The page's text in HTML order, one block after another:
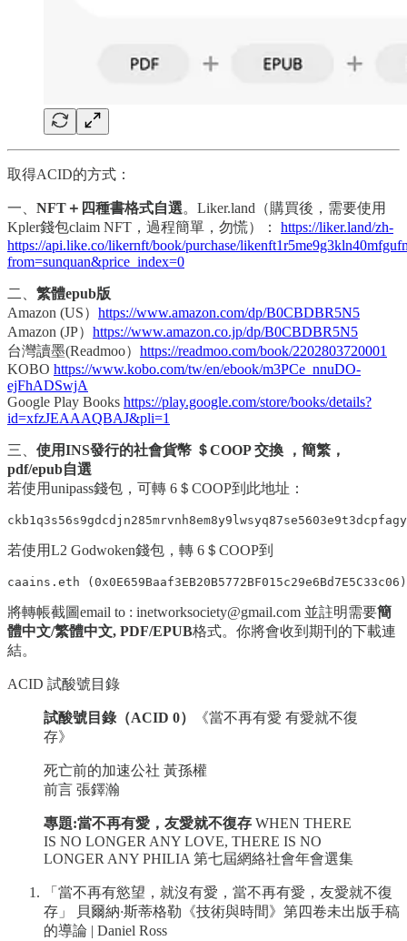
取得ACID的方式：
一、 NFT＋四種書格式自選。Liker.land（購買後，需要使用
Kpler錢包claim NFT，過程簡單，勿慌）： https://liker.land/zh-
https://api.like.co/likernft/book/purchase/
from=sunquan&price_index=0
二、 繁體epub版
Amazon (US） https://www.amazon.com/dp/B0CBDBR5N5
Amazon (JP） https://www.amazon.co.jp/dp/B0CBDBR5N5
台灣讀墨(Readmoo） https://readmoo.com/book/2202803720001
KOBO https://www.kobo.com/tw/en/ebook/m3PCe_nnuDO-
ejFhADSwjA
Google Play Books https://play.google.com/store/books/details?
id=xfzJEAAAQBAJ&pli=1
三、 使用INS發行的社會貨幣 ＄COOP 交換 ，簡繁，
pdf/epub自選
若使用unipass錢包，可轉 6＄COOP到此地址：
若使用L2 Godwoken錢包，轉 6＄COOP到
caains.eth (0x0E659Baaf3EB20B5772BF015c29e6Bd7E5C33c06)
將轉帳截圖email to : inetworksociety@gmail.com 並註明需要簡
體中文/繁體中文, PDF/EPUB格式。你將會收到期刊的下載連
結。
ACID 試酸號目錄
試酸號目錄（ACID 0）
《當不再有愛 有愛就不復
存》
死亡前的加速公社 黃孫權
前言 張鐸瀚
專題:當不再有愛，友愛就不復存 WHEN THERE
IS NO LONGER ANY LOVE, THERE IS NO
LONGER ANY PHILIA 第七屆網絡社會年會選集
「當不再有慾望，就沒有愛，當不再有愛，友愛就不復
存」 貝爾納·斯蒂格勒《技術與時間》第四卷未出版手稿
的導論 | Daniel Ross